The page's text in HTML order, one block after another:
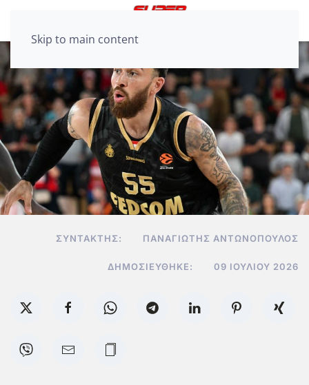
Skip to main content
ΣΥΝΤΆΚΤΗΣ: ΠΑΝΑΓΙΏΤΗΣ ΑΝΤΩΝΌΠΟΥΛΟΣ
ΔΗΜΟΣΙΕΎΘΗΚΕ: 09 ΙΟΥΛΊΟΥ 2026